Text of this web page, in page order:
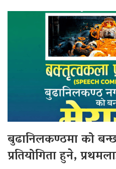
बुढानिलकण्ठमा को
प्रतियोगिता हुने,